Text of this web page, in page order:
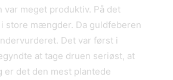
meget produktiv. På det
store mængder. Da guldfeberen
Det var først i
at tage druen seriøst, at
er det den mest plantede